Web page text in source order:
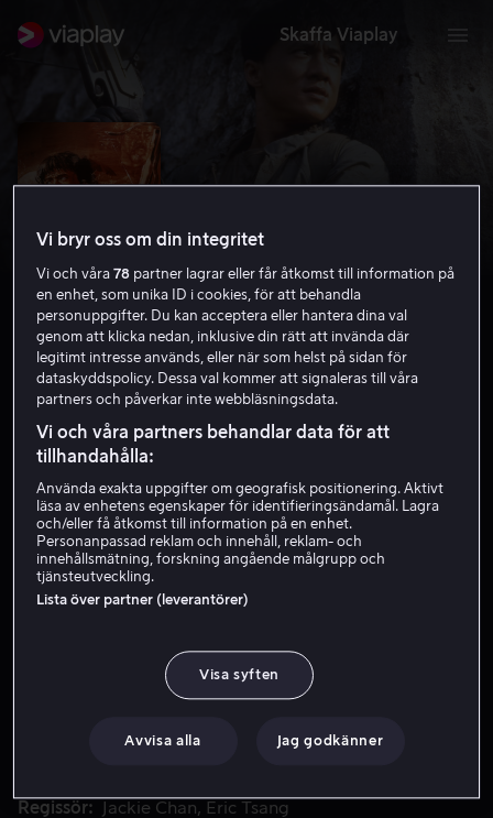
Skaffa Viaplay
Armour of God
6.9 Komedi Action 1986 1 h 34 min
HD
Hyr 49 kr
Äventyraren Jackie tvingas till Europa när en religiös
honom och få tag i den tredje delen av den legendariska
rustningen Armour of God.
Regissör
Jackie Chan
Eric Tsang
Vi bryr oss om din integritet
Vi och våra78 partner lagrar eller får åtkomst till information på
en enhet, som unika ID i cookies, för att behandla
personuppgifter. Du kan acceptera eller hantera dina val
genom att klicka nedan, inklusive din rätt att invända där
legitimt intresse används, eller när som helst på sidan för
dataskyddspolicy. Dessa val kommer att signaleras till våra
partners och påverkar inte webbläsningsdata.
Vi och våra partners behandlar data för att
tillhandahålla:
Använda exakta uppgifter om geografisk positionering. Aktivt
läsa av enhetens egenskaper för identifieringsändamål. Lagra
och/eller få åtkomst till information på en enhet.
Personanpassad reklam och innehåll, reklam- och
innehållsmätning, forskning angående målgrupp och
tjänsteutveckling.
Lista över partner (leverantörer)
Visa syften
Avvisa alla Jag godkänner